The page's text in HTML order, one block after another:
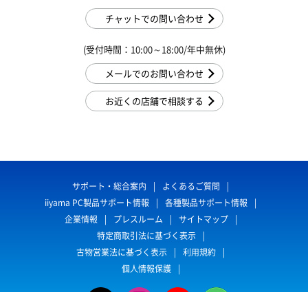
チャットでの問い合わせ
(受付時間：10:00～18:00/年中無休)
メールでのお問い合わせ
お近くの店舗で相談する
サポート・総合案内
よくあるご質問
iiyama PC製品サポート情報
各種製品サポート情報
企業情報
プレスルーム
サイトマップ
特定商取引法に基づく表示
古物営業法に基づく表示
利用規約
個人情報保護